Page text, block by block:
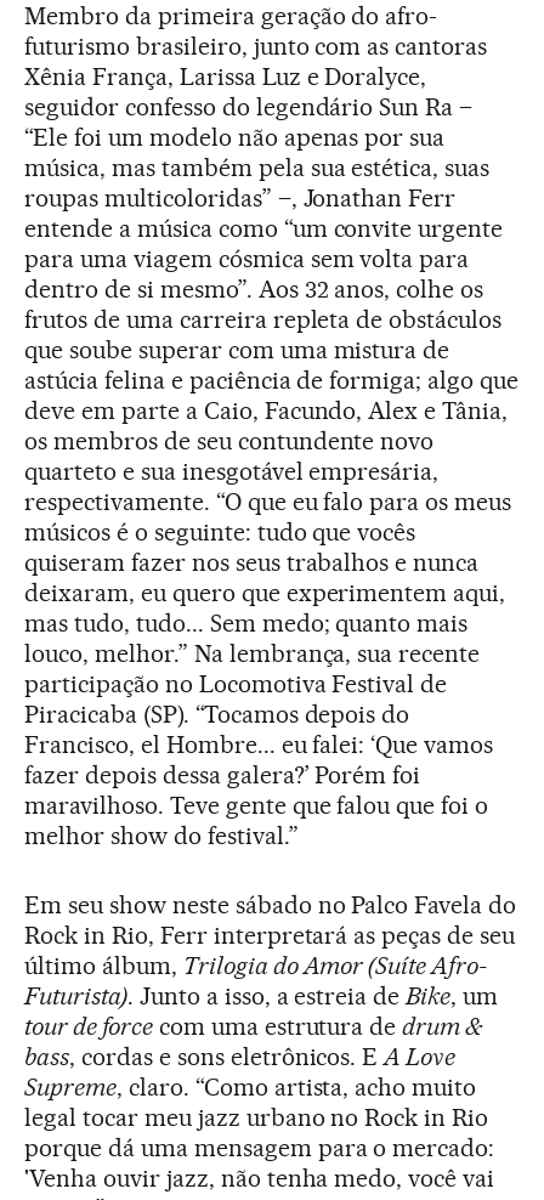
Membro da primeira geração do afro-
futurismo brasileiro, junto com as cantoras
Xênia França, Larissa Luz e Doralyce,
seguidor confesso do legendário Sun Ra –
“Ele foi um modelo não apenas por sua
música, mas também pela sua estética, suas
roupas multicoloridas” –, Jonathan Ferr
entende a música como “um convite urgente
para uma viagem cósmica sem volta para
dentro de si mesmo”. Aos 32 anos, colhe os
frutos de uma carreira repleta de obstáculos
que soube superar com uma mistura de
astúcia felina e paciência de formiga; algo que
deve em parte a Caio, Facundo, Alex e Tânia,
os membros de seu contundente novo
quarteto e sua inesgotável empresária,
respectivamente. “O que eu falo para os meus
músicos é o seguinte: tudo que vocês
quiseram fazer nos seus trabalhos e nunca
deixaram, eu quero que experimentem aqui,
mas tudo, tudo... Sem medo; quanto mais
louco, melhor.” Na lembrança, sua recente
participação no Locomotiva Festival de
Piracicaba (SP). “Tocamos depois do
Francisco, el Hombre... eu falei: ‘Que vamos
fazer depois dessa galera?’ Porém foi
maravilhoso. Teve gente que falou que foi o
melhor show do festival.”
Em seu show neste sábado no Palco Favela do
Rock in Rio, Ferr interpretará as peças de seu
último álbum, Trilogia do Amor (Suíte Afro-
Futurista). Junto a isso, a estreia deBike, um
tour de forcecom uma estrutura dedrum &
bass, cordas e sons eletrônicos. EA Love
Supreme, claro. “Como artista, acho muito
legal tocar meu jazz urbano no Rock in Rio
porque dá uma mensagem para o mercado:
'Venha ouvir jazz, não tenha medo, você vai